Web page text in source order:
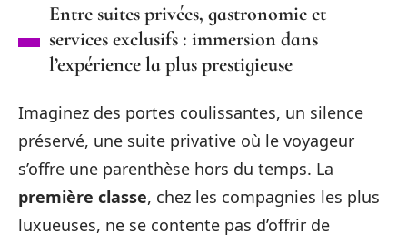
Entre suites privées, gastronomie et
services exclusifs : immersion dans
l’expérience la plus prestigieuse
Imaginez des portes coulissantes, un silence
préservé, une suite privative où le voyageur
s’offre une parenthèse hors du temps. La
première classe, chez les compagnies les plus
luxueuses, ne se contente pas d’offrir de